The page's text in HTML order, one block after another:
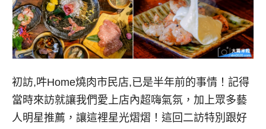
初訪,吽Home燒肉市民店,已是半年前的事情！記得
當時來訪就讓我們愛上店內超嗨氣氛，加上眾多藝
人明星推薦，讓這裡星光熠熠！這回二訪特別跟好